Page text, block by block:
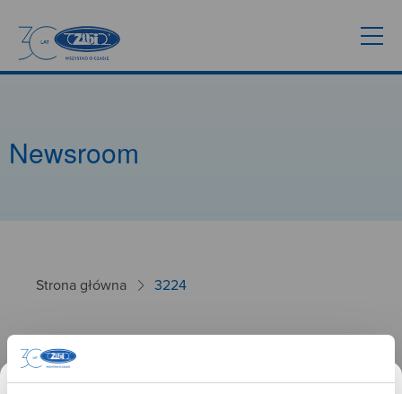
Newsroom
Strona główna 3224
3224
26.09.2024